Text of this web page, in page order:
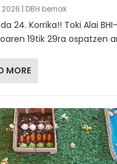
2026 | DBH berriak
24. Korrika!! Toki Alai
19tik 29ra ospatzen
MORE